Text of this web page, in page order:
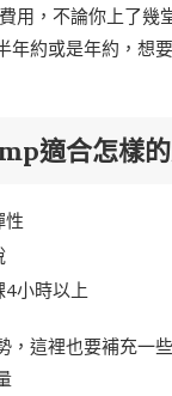
用，不論你上了幾
年約或是年約，想
適合怎樣
性
4小時以上
，這裡也要補充一